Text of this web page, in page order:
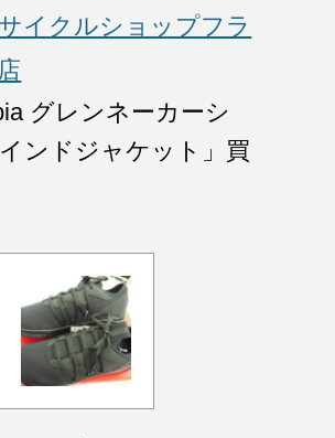
イクルショップフラ
グレンネーカーシ
ンドジャケット」買